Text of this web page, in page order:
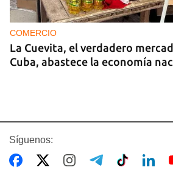
COMERCIO
La Cuevita, el verdadero
Cuba, abastece la economía
Síguenos: